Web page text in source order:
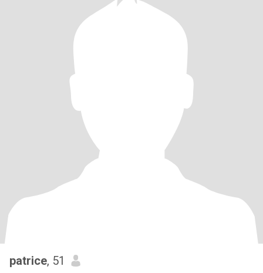
patrice, 51